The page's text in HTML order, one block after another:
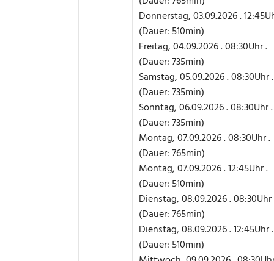
Donnerstag, 03.09.2026 .
(Dauer: 510min)
Freitag, 04.09.2026 . 08:30Uhr .
(Dauer: 735min)
Samstag, 05.09.2026 . 08:30Uhr .
(Dauer: 735min)
Sonntag, 06.09.2026 . 08:30Uhr .
(Dauer: 735min)
Montag, 07.09.2026 . 08:30Uhr .
(Dauer: 765min)
Montag, 07.09.2026 . 12:45Uhr .
(Dauer: 510min)
Dienstag, 08.09.2026 . 08:30Uhr
(Dauer: 765min)
Dienstag, 08.09.2026 . 12:45Uhr .
(Dauer: 510min)